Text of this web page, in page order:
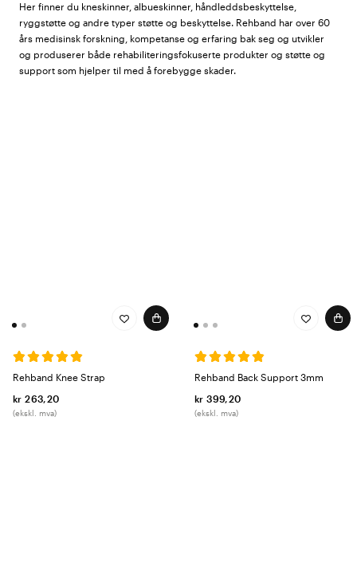
Her finner du kneskinner, albueskinner, håndleddsbeskyttelse,
ryggstøtte og andre typer støtte og beskyttelse. Rehband har over 60
års medisinsk forskning, kompetanse og erfaring bak seg og utvikler
og produserer både rehabiliteringsfokuserte produkter og støtte og
support som hjelper til med å forebygge skader.
Rehband Knee Strap
kr 263,20
(ekskl. mva)
Rehband Back Support 3mm
kr 399,20
(ekskl. mva)